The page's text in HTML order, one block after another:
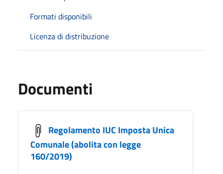
Formati disponibili
Licenza di distribuzione
Documenti
Regolamento IUC Imposta Unica
Comunale (abolita con legge
160/2019)